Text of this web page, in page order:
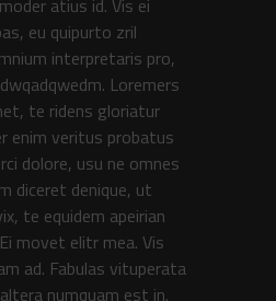
atius id. Vis ei
eu quipurto zril
interpretaris pro,
Loremers
te ridens gloriatur
enim veritus probatus
dolore, usu ne omnes
diceret denique, ut
te equidem apeirian
movet elitr mea. Vis
ad. Fabulas vituperata
numquam est in.